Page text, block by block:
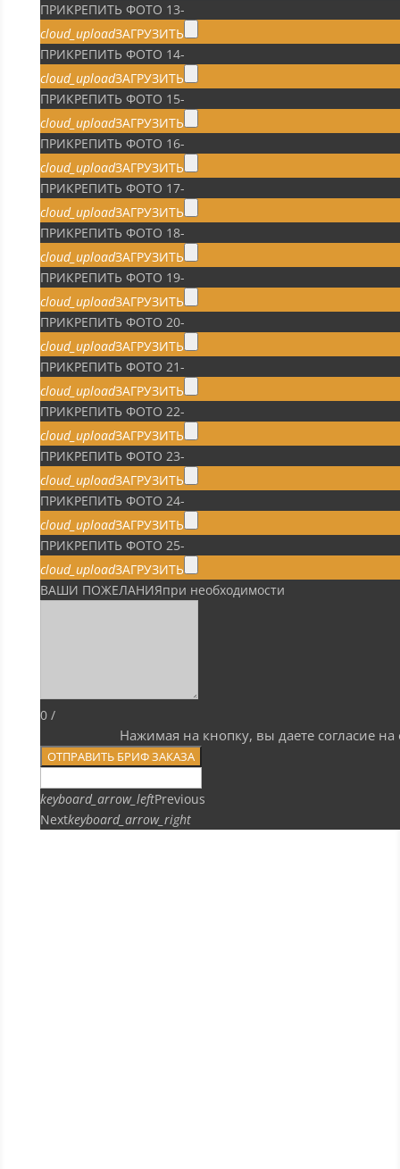
ПРИКРЕПИТЬ ФОТО 13-
cloud_uploadЗАГРУЗИТЬ
ПРИКРЕПИТЬ ФОТО 14-
cloud_uploadЗАГРУЗИТЬ
ПРИКРЕПИТЬ ФОТО 15-
cloud_uploadЗАГРУЗИТЬ
ПРИКРЕПИТЬ ФОТО 16-
cloud_uploadЗАГРУЗИТЬ
ПРИКРЕПИТЬ ФОТО 17-
cloud_uploadЗАГРУЗИТЬ
ПРИКРЕПИТЬ ФОТО 18-
cloud_uploadЗАГРУЗИТЬ
ПРИКРЕПИТЬ ФОТО 19-
cloud_uploadЗАГРУЗИТЬ
ПРИКРЕПИТЬ ФОТО 20-
cloud_uploadЗАГРУЗИТЬ
ПРИКРЕПИТЬ ФОТО 21-
cloud_uploadЗАГРУЗИТЬ
ПРИКРЕПИТЬ ФОТО 22-
cloud_uploadЗАГРУЗИТЬ
ПРИКРЕПИТЬ ФОТО 23-
cloud_uploadЗАГРУЗИТЬ
ПРИКРЕПИТЬ ФОТО 24-
cloud_uploadЗАГРУЗИТЬ
ПРИКРЕПИТЬ ФОТО 25-
cloud_uploadЗАГРУЗИТЬ
ВАШИ ПОЖЕЛАНИЯпри необходимости
0/
Нажимая на кнопку, вы даете согласие
ОТПРАВИТЬ БРИФ ЗАКАЗА
keyboard_arrow_leftPrevious
Nextkeyboard_arrow_right